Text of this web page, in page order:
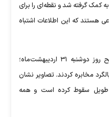
کمک گرفته شد و نقطه‌ای را برای
هستند که این اطلاعات اشتباه
بعد از ۱۴ ساعت و حدود ۵.۳۰ صبح روز دوشنبه ۳۱ اردیبهشت‌ماه؛
مخابره کردند. تصاویر نشان
طویل سقوط کرده است و همه